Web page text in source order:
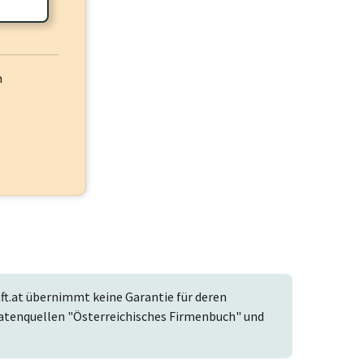
übernimmt keine Garantie für deren
"Österreichisches Firmenbuch" und